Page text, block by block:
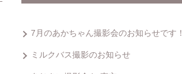
7月のあかちゃん撮影会のお知らせです！
ミルクバス撮影のお知らせ